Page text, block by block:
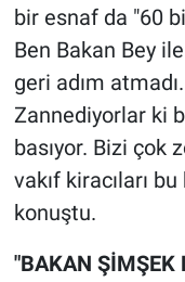
bir esnaf da "60
Ben Bakan Bey
geri adım
Zannediyorlar ki
basıyor. Bizi çok
vakıf kiracıları
konuştu.
"BAKAN ŞİMŞEK